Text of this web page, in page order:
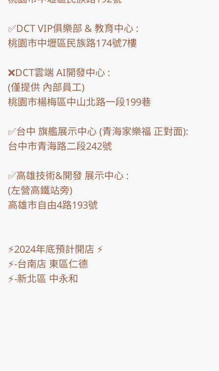
✅DCT VIP俱樂部 & 教育中心 :
桃園市中壢區民族路174號7樓
❌DCT雲端 AI開發中心 :
(僅提供 內部員工)
桃園市楊梅區中山北路一段199巷
✅台中 旗艦展示中心 (青海家樂福 正對面):
台中市青海路二段242號
✅高雄技術&開發 展示中心 :
(左營高鐵站旁)
高雄市自由4路193號
⚡2024年底預計開店 ⚡
⚡-台南店 東區仁德
⚡-新北區 中永和